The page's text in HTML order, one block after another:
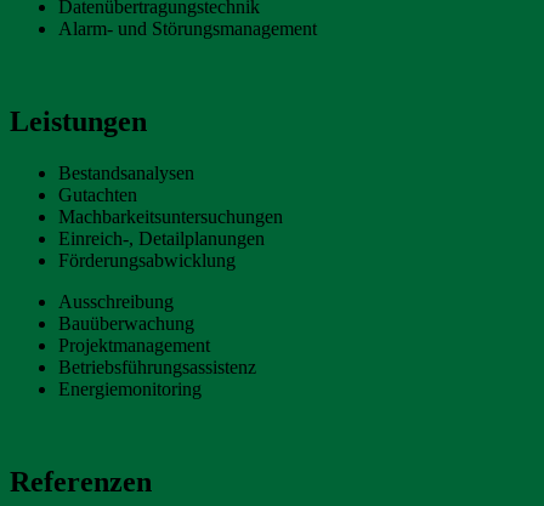
Datenübertragungstechnik
Alarm- und Störungsmanagement
Leistungen
Bestandsanalysen
Gutachten
Machbarkeitsuntersuchungen
Einreich-, Detailplanungen
Förderungsabwicklung
Ausschreibung
Bauüberwachung
Projektmanagement
Betriebsführungsassistenz
Energiemonitoring
Referenzen